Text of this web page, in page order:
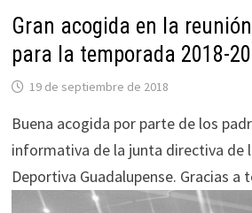
Gran acogida en la
para la temporada 2018-
19 de septiembre de 2018
Buena acogida por parte de los
informativa de la junta directiva de
Deportiva Guadalupense. Gracias a